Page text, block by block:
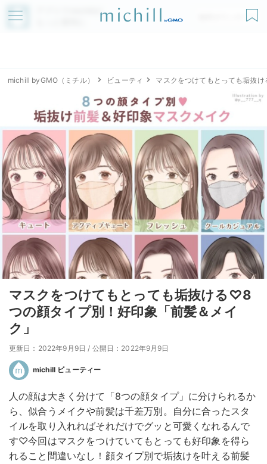
アプリでmichillが
無料ダウンロード
michill byGMO（ミチル） ビューティ マスクをつけてもとっても垢抜
マスクをつけてもとっても垢抜ける♡8
つの顔タイプ別！好印象「前髪＆メイ
ク」
更新日：2022年9月9日 / 公開日：2022年9月9日
michill ビューティー
人の顔は大きく分けて「8つの顔タイプ」に分けられるか
ら、似合うメイクや前髪は千差万別。自分に合ったスタ
イルを取り入れればそれだけでグッと可愛くなれるんで
す♡今回はマスクをつけていてもとっても好印象を得ら
れること間違いなし！顔タイプ別で垢抜けを叶える前髪